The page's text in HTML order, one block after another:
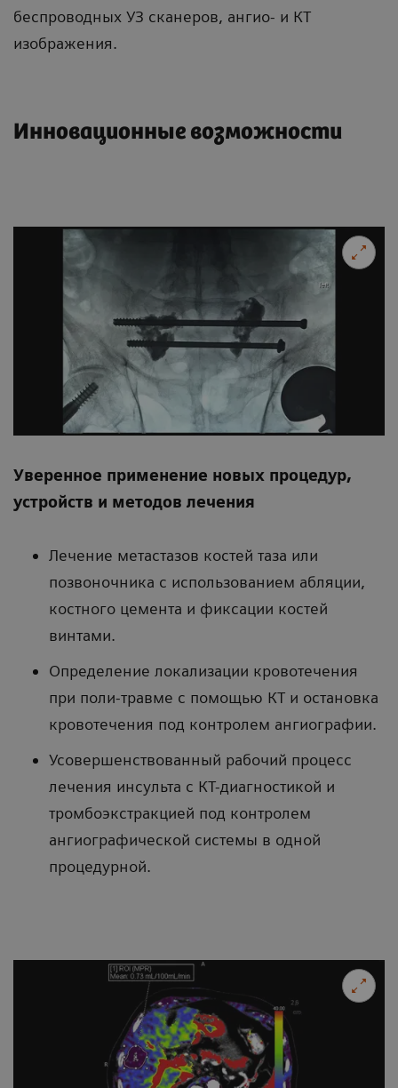
беспроводных УЗ сканеров, ангио- и КТ
изображения.
Инновационные возможности
Уверенное применение новых процедур,
устройств и методов лечения
Лечение метастазов костей таза или
позвоночника с использованием абляции,
костного цемента и фиксации костей
винтами.
Определение локализации кровотечения
при поли-травме с помощью КТ и остановка
кровотечения под контролем ангиографии.
Усовершенствованный рабочий процесс
лечения инсульта с КТ-диагностикой и
тромбоэкстракцией под контролем
ангиографической системы в одной
процедурной.